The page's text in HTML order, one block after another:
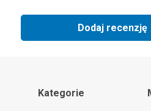
Dodaj recenzję
Kategorie